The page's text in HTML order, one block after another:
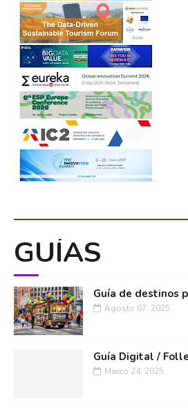
GUÍAS
Guía de destinos
Agosto 07, 2025
Guía Digital /
Marzo 24, 2025